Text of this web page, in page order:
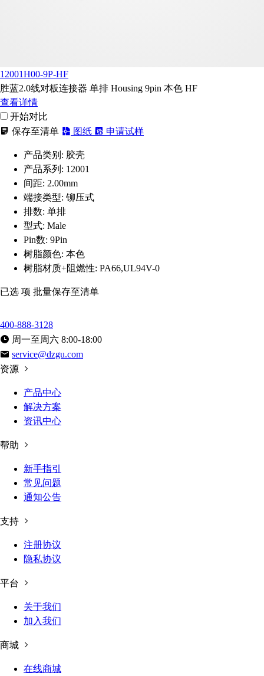
12001H00-9P-HF
胜蓝2.0线对板连接器 单排 Housing 9pin 本色 HF
查看详情
开始对比
保存至清单
图纸 申请试样
产品类别: 胶壳
产品系列: 12001
间距: 2.00mm
端接类型: 铆压式
排数: 单排
型式: Male
Pin数: 9Pin
树脂颜色: 本色
树脂材质+阻燃性: PA66,UL94V-0
已选 项 批量保存至清单
400-888-3128
周一至周六 8:00-18:00
service@dzgu.com
资源
产品中心
解决方案
资讯中心
帮助
新手指引
常见问题
通知公告
支持
注册协议
隐私协议
平台
关于我们
加入我们
商城
在线商城